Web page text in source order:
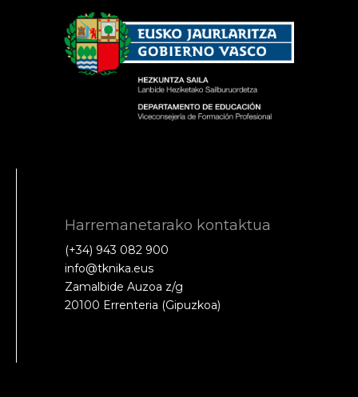
Harremanetarako kontaktua
(+34) 943 082 900
info@tknika.eus
Zamalbide Auzoa z/g
20100 Errenteria (Gipuzkoa)